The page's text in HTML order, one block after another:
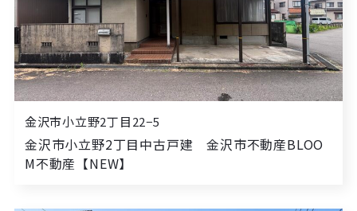
金沢市小立野2丁目22−5
金沢市小立野2丁目中古戸建 金沢市不動産BLOO
M不動産【NEW】